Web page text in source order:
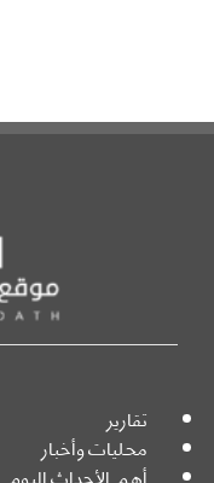
تقارير
محليات وأخبار